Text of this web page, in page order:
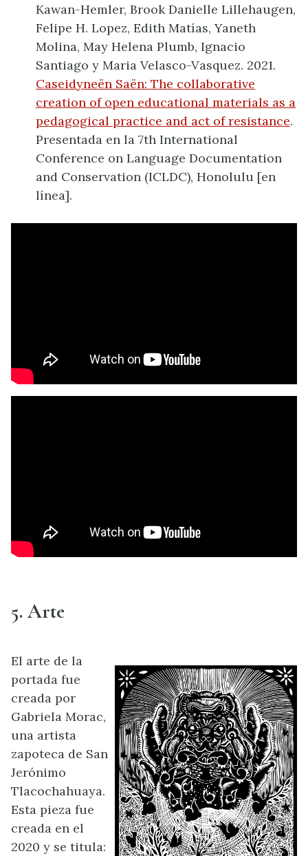
Kawan-Hemler, Brook Danielle Lillehaugen,
Felipe H. Lopez, Edith Matías, Yaneth
Molina, May Helena Plumb, Ignacio
Santiago y Maria Velasco-Vasquez. 2021.
Caseidyneën Saën: The collaborative
creation of open educational materials as a
pedagogical practice and act of resistance.
Presentada en la 7th International
Conference on Language Documentation
and Conservation (ICLDC), Honolulu [en
línea].
5. Arte
El arte de la
portada fue
creada por
Gabriela Morac,
una artista
zapoteca de San
Jerónimo
Tlacochahuaya.
Esta pieza fue
creada en el
2020 y se titula: